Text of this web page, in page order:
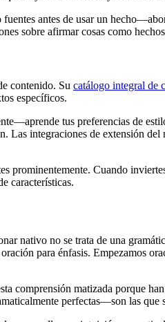
antes de usar un
sobre afirmar cosas como
contenido. Su catálogo integral de
específicos.
tus preferencias de
Las integraciones de extensión
prominentemente. Cuando
características.
nativo no se trata de una
para énfasis. Empezamos
comprensión matizada porque
perfectas—son las que